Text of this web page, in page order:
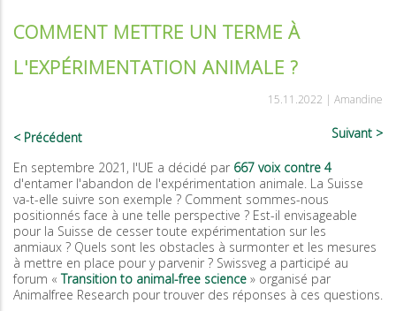
COMMENT METTRE UN TERME À
L'EXPÉRIMENTATION ANIMALE ?
15.11.2022 | Amandine
Précédent Suivant
En septembre 2021, l'UE a décidé par 667 voix contre 4
d'entamer l'abandon de l'expérimentation animale. La Suisse
va-t-elle suivre son exemple ? Comment sommes-nous
positionnés face à une telle perspective ? Est-il envisageable
pour la Suisse de cesser toute expérimentation sur les
anmiaux ? Quels sont les obstacles à surmonter et les mesures
à mettre en place pour y parvenir ? Swissveg a participé au
forum «Transition to animal-free science » organisé par
Animalfree Research pour trouver des réponses à ces questions.